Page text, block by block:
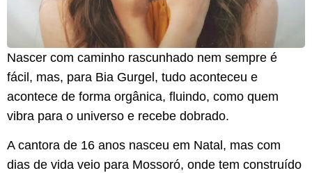
Nascer com caminho rascunhado nem sempre é
fácil, mas, para Bia Gurgel, tudo aconteceu e
acontece de forma orgânica, fluindo, como quem
vibra para o universo e recebe dobrado.
A cantora de 16 anos nasceu em Natal, mas com
dias de vida veio para Mossoró, onde tem construído